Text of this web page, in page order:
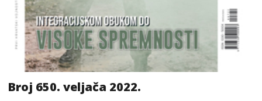
Broj 650. veljača 2022.